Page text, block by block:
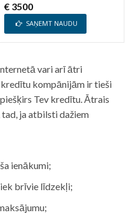
€ 3500
SAŅEMT NAUDU
vari arī ātri
kompānijām ir tieši
Tev kredītu. Ātrais
ja atbilsti dažiem
ienākumi;
brīvie līdzekļi;